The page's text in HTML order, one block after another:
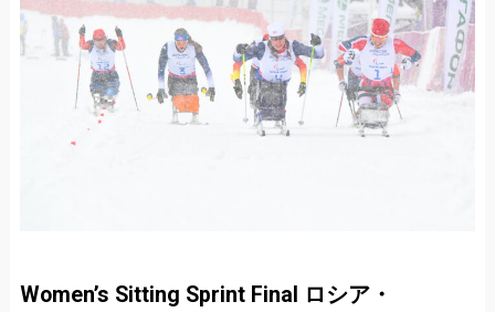
Women’s Sitting Sprint Final ロシア・